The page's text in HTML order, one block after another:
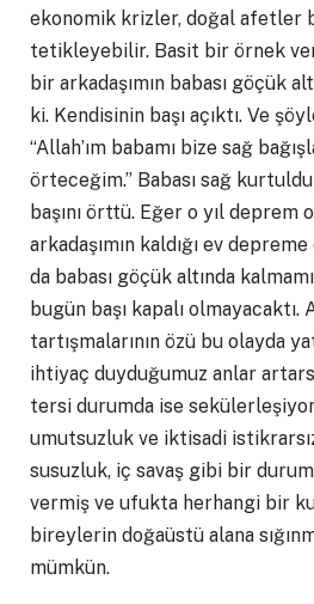
ekonomik krizler, doğal afetler
tetikleyebilir. Basit bir örnek
bir arkadaşımın babası göçük
ki. Kendisinin başı açıktı. Ve
“Allah’ım babamı bize sağ
örteceğim.” Babası sağ kurtuldu
başını örttü. Eğer o yıl deprem
arkadaşımın kaldığı ev depreme
da babası göçük altında
bugün başı kapalı olmayacaktı.
tartışmalarının özü bu olayda
ihtiyaç duyduğumuz anlar
tersi durumda ise
umutsuzluk ve iktisadi
susuzluk, iç savaş gibi bir
vermiş ve ufukta herhangi bir
bireylerin doğaüstü alana
mümkün.